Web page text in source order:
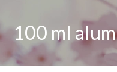
100 ml